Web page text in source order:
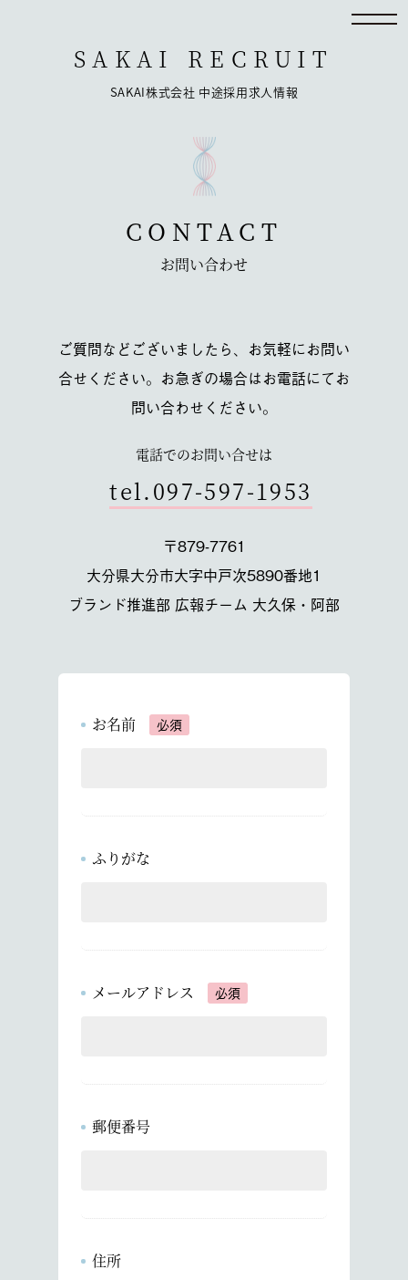
SAKAI RECRUIT
SAKAI株式会社 中途採用求人情報
CONTACT
お問い合わせ
ご質問などございましたら、お気軽にお問い
合せください。お急ぎの場合はお電話にてお
問い合わせください。
電話でのお問い合せは
tel.097-597-1953
〒879-7761
大分県大分市大字中戸次5890番地1
ブランド推進部 広報チーム 大久保・阿部
お名前 必須
ふりがな
メールアドレス 必須
郵便番号
住所